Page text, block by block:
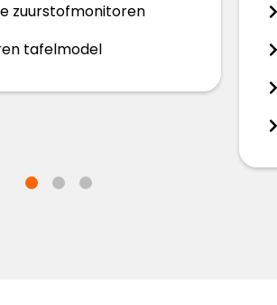
zuurstofmonitoren
tafelmodel